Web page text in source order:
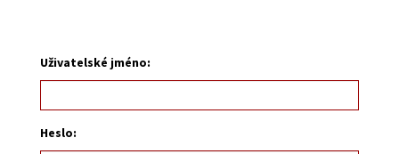
Uživatelské jméno:
Heslo: